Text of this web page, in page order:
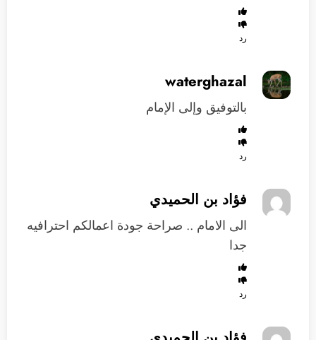
رد
waterghazal
بالتوفيق وإلى الإمام
رد
فؤاد بن الحميدي
الى الامام .. صراحة جودة اعمالكم احترافيه
جدا
رد